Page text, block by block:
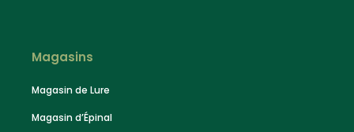
Magasins
Magasin de Lure
Magasin d’Épinal